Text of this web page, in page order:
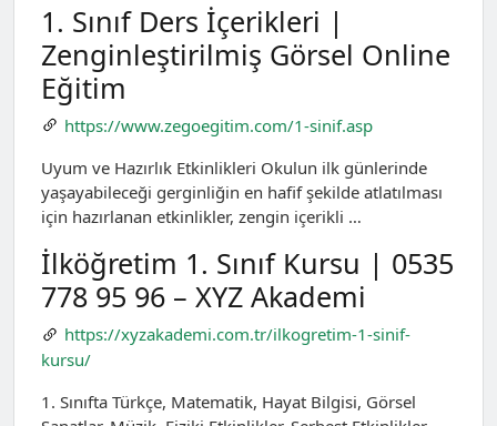
1. Sınıf Ders İçerikleri |
Zenginleştirilmiş Görsel Online
Eğitim
https://www.zegoegitim.com/1-sinif.asp
Uyum ve Hazırlık Etkinlikleri Okulun ilk günlerinde
yaşayabileceği gerginliğin en hafif şekilde atlatılması
için hazırlanan etkinlikler, zengin içerikli …
İlköğretim 1. Sınıf Kursu | 0535
778 95 96 – XYZ Akademi
https://xyzakademi.com.tr/ilkogretim-1-sinif-
kursu/
1. Sınıfta Türkçe, Matematik, Hayat Bilgisi, Görsel